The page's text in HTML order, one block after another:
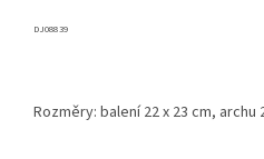
DJ08839
Rozměry: balení22 x 23 cm, archu